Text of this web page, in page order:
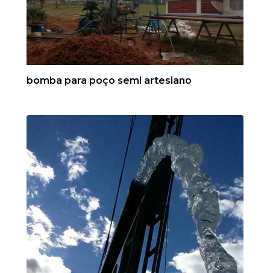
bomba para poço semi artesiano